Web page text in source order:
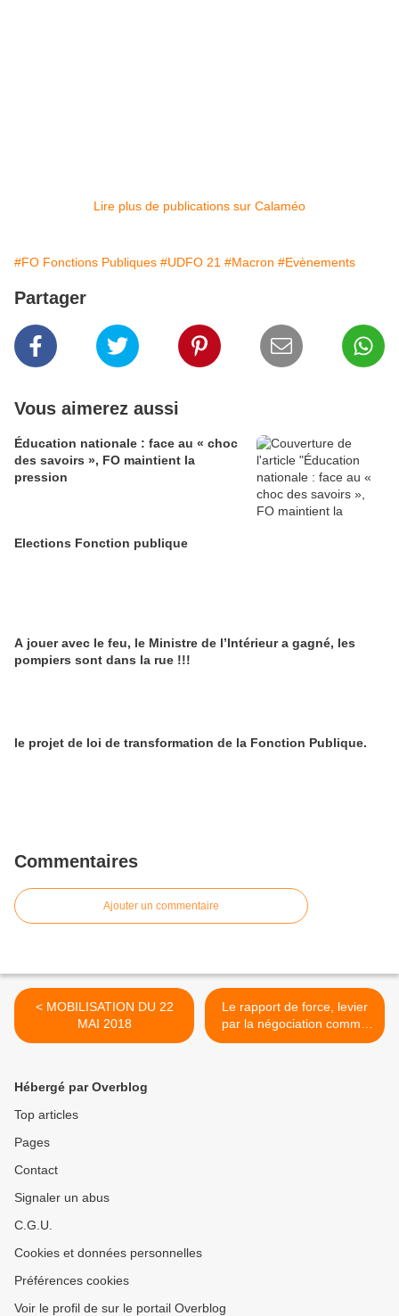
Lire plus de publications sur Calaméo
#FO Fonctions Publiques #UDFO 21 #Macron #Evènements
Partager
Vous aimerez aussi
Éducation nationale : face au « choc
des savoirs », FO maintient la
pression
Elections Fonction publique
A jouer avec le feu, le Ministre de l’Intérieur a gagné, les
pompiers sont dans la rue !!!
le projet de loi de transformation de la Fonction Publique.
Commentaires
Ajouter un commentaire
< MOBILISATION DU 22
MAI 2018
Le rapport de force, levier
par la négociation comme
par l’action, au service des
Hébergé par Overblog
Top articles
Pages
Contact
Signaler un abus
C.G.U.
Cookies et données personnelles
Préférences cookies
Voir le profil de sur le portail Overblog